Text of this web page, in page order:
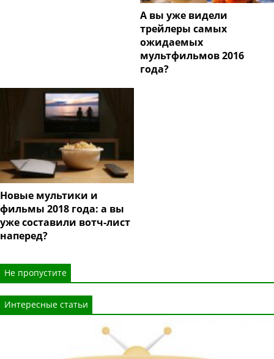
А вы уже видели
трейлеры самых
ожидаемых
мультфильмов 2016
года?
Новые мультики и
фильмы 2018 года: а вы
уже составили вотч-лист
наперед?
Не пропустите
Интересные статьи